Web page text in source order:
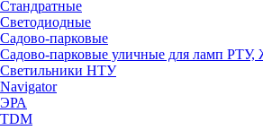
Стандратные
Светодиодные
Садово-парковые
Садово-парковые уличные для ламп
Светильники НТУ
Navigator
ЭРА
TDM